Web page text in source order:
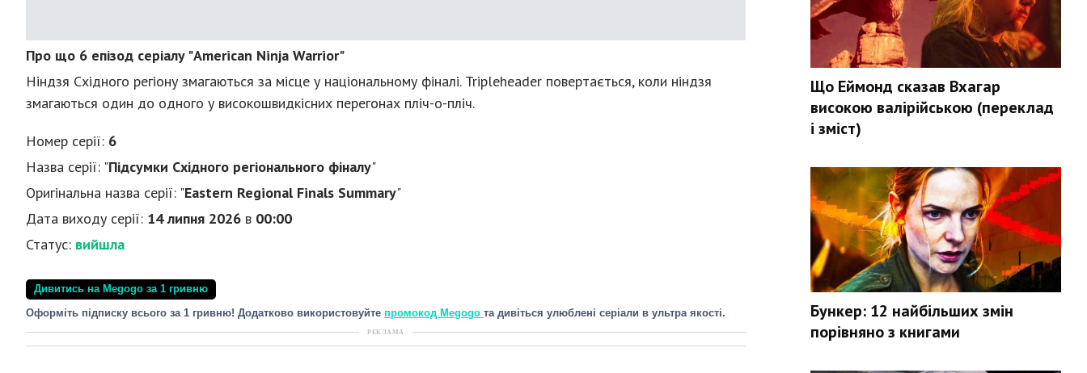
Про що 6 епізод серіалу "American Ninja Warrior"
Ніндзя Східного регіону змагаються за місце у національному фіналі. Tripleheader повертається, коли ніндзя
змагаються один до одного у високошвидкісних перегонах пліч-о-пліч.
Номер серії: 6
Назва серії: "Підсумки Східного регіонального фіналу"
Оригінальна назва серії: "Eastern Regional Finals Summary"
Дата виходу серії: 14 липня 2026 в 00:00
Статус: вийшла
Дивитись на Megogo за 1 гривню
Оформіть підписку всього за 1 гривню! Додатково використовуйте промокод Megogo та дивіться улюблені серіали в ультра якості.
РЕКЛАМА
Що Еймонд сказав Вхагар
високою валірійською (переклад
і зміст)
Бункер: 12 найбільших змін
порівняно з книгами